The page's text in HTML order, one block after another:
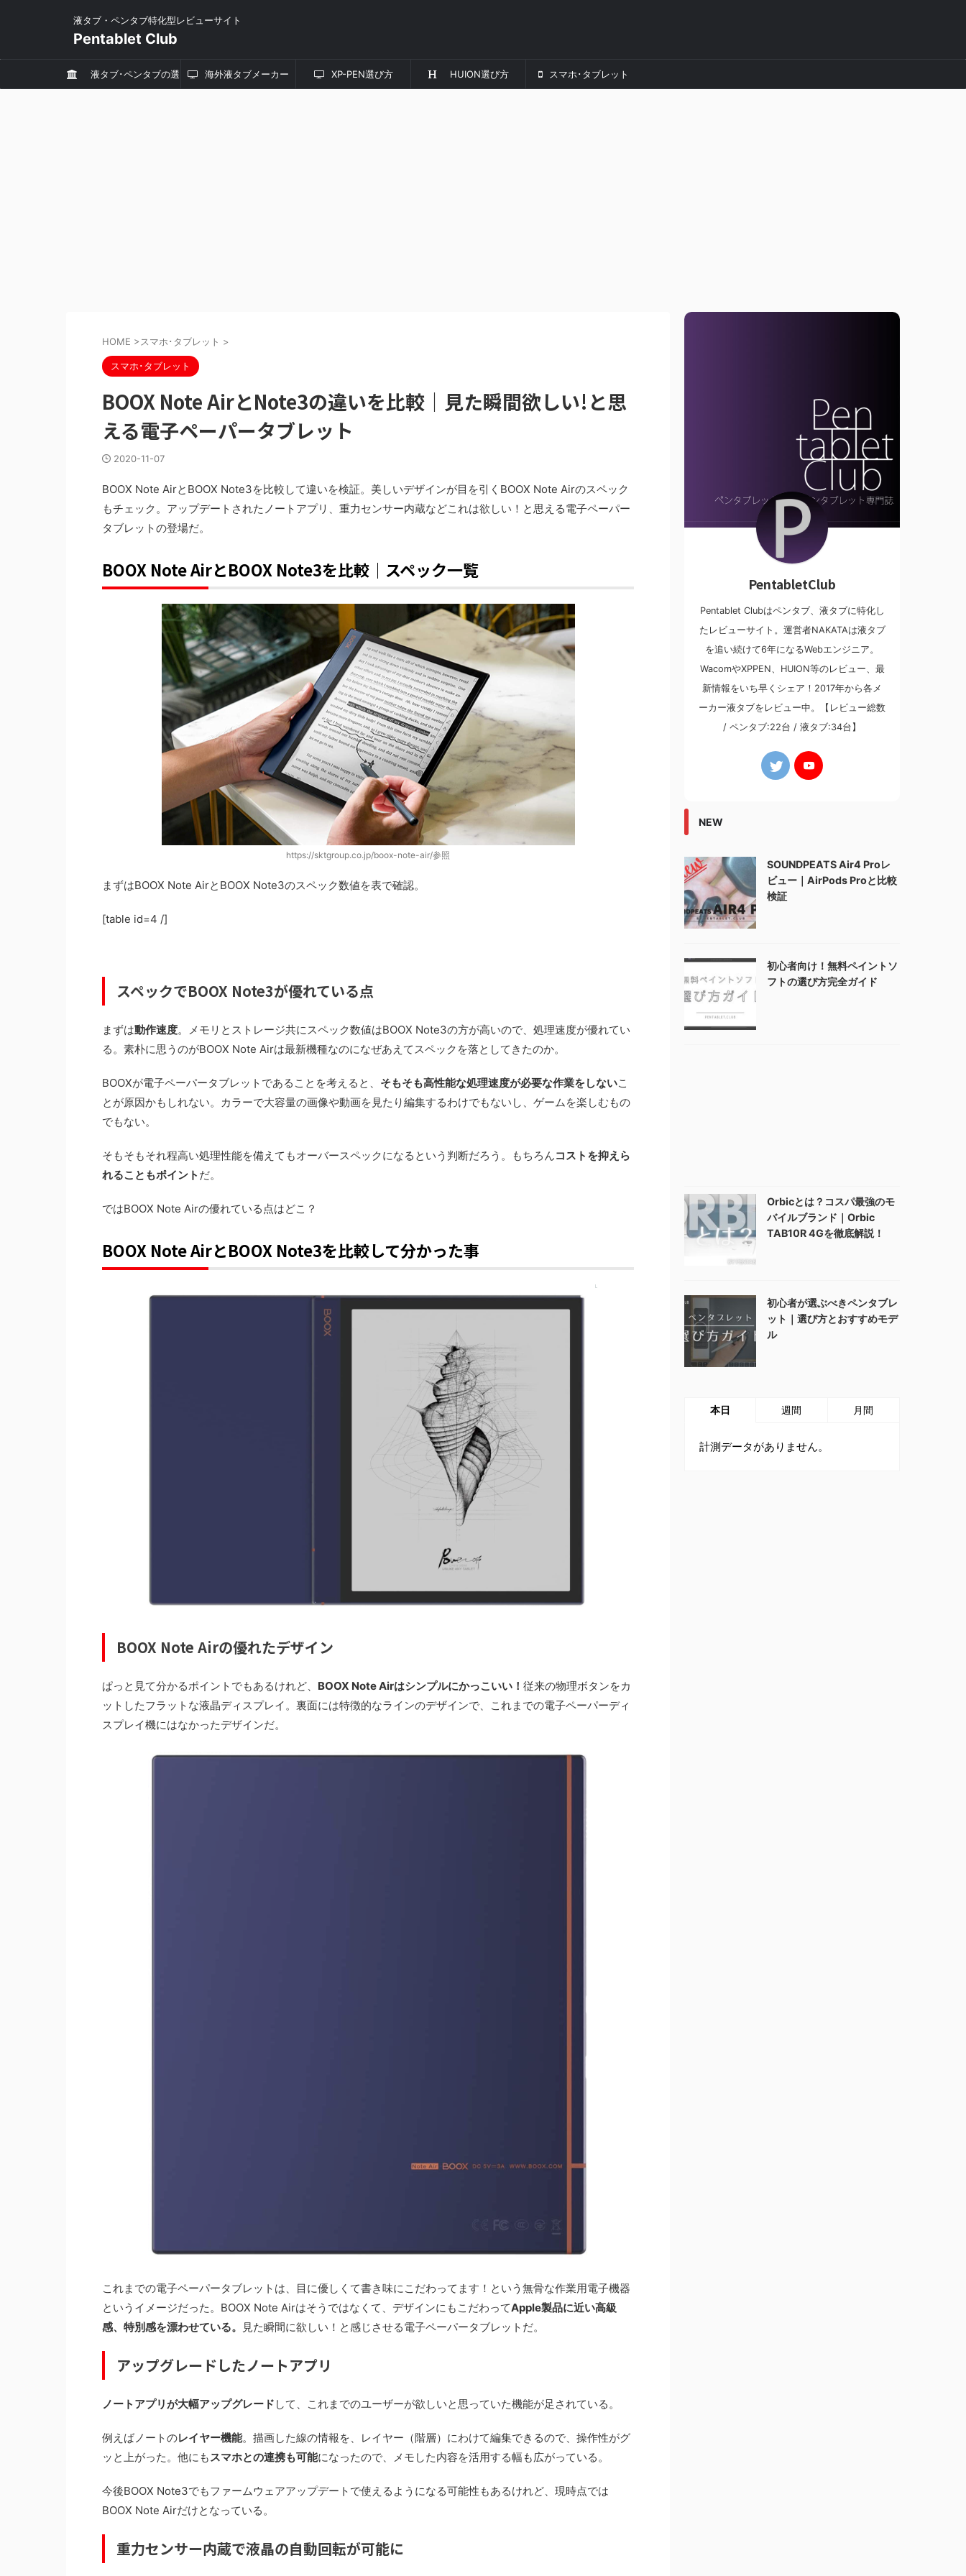
液タブ・ペンタブ特化型レビューサイト
Pentablet Club
液タブ･ペンタブの選 海外液タブメーカー XP-PEN選び方 HUION選び方 スマホ･タブレット
HOME >スマホ･タブレット >
スマホ･タブレット
BOOX Note AirとNote3の違いを比較｜見た瞬間欲しい!と思
える電子ペーパータブレット
2020-11-07
BOOX Note AirとBOOX Note3を比較して違いを検証。美しいデザインが目を引くBOOX Note Airのスペック
もチェック。アップデートされたノートアプリ、重力センサー内蔵などこれは欲しい！と思える電子ペーパー
タブレットの登場だ。
BOOX Note AirとBOOX Note3を比較｜スペック一覧
https://sktgroup.co.jp/boox-note-air/参照
まずはBOOX Note AirとBOOX Note3のスペック数値を表で確認。
[table id=4 /]
スペックでBOOX Note3が優れている点
まずは動作速度。メモリとストレージ共にスペック数値はBOOX Note3の方が高いので、処理速度が優れてい
る。素朴に思うのがBOOX Note Airは最新機種なのになぜあえてスペックを落としてきたのか。
BOOXが電子ペーパータブレットであることを考えると、 そもそも高性能な処理速度が必要な作業をしないこ
とが原因かもしれない。カラーで大容量の画像や動画を見たり編集するわけでもないし、ゲームを楽しむもの
でもない。
そもそもそれ程高い処理性能を備えてもオーバースペックになるという判断だろう。もちろんコストを抑えら
れることもポイント だ。
ではBOOX Note Airの優れている点はどこ？
BOOX Note AirとBOOX Note3を比較して分かった事
BOOX Note Airの優れたデザイン
ぱっと見て分かるポイントでもあるけれど、 BOOX Note Airはシンプルにかっこいい！ 従来の物理ボタンをカ
ットしたフラットな液晶ディスプレイ。裏面には特徴的なラインのデザインで、これまでの電子ペーパーディ
スプレイ機にはなかったデザインだ。
これまでの電子ペーパータブレットは、目に優しくて書き味にこだわってます！という無骨な作業用電子機器
というイメージだった。BOOX Note Airはそうではなくて、デザインにもこだわってApple製品に近い高級
感、特別感を漂わせている。
見た瞬間に欲しい！と感じさせる電子ペーパータブレットだ。
アップグレードしたノートアプリ
ノートアプリが大幅アップグレード して、これまでのユーザーが欲しいと思っていた機能が足されている。
例えばノートのレイヤー機能。描画した線の情報を、レイヤー（階層）にわけて編集できるので、操作性がグ
ッと上がった。他にもスマホとの連携も可能になったので、メモした内容を活用する幅も広がっている。
今後BOOX Note3でもファームウェアアップデートで使えるようになる可能性もあるけれど、現時点では
BOOX Note Airだけとなっている。
重力センサー内蔵で液晶の自動回転が可能に
PentabletClub
Pentablet Clubはペンタブ、液タブに特化し
たレビューサイト。運営者NAKATAは液タブ
を追い続けて6年になるWebエンジニア。
WacomやXPPEN、HUION等のレビュー、最
新情報をいち早くシェア！2017年から各メ
ーカー液タブをレビュー中。【レビュー総数
/ ペンタブ:22台 / 液タブ:34台】
NEW
SOUNDPEATS Air4 Proレ
ビュー｜AirPods Proと比較
検証
初心者向け！無料ペイントソ
フトの選び方完全ガイド
Orbicとは？コスパ最強のモ
バイルブランド｜Orbic
TAB10R 4Gを徹底解説！
初心者が選ぶべきペンタブレ
ット｜選び方とおすすめモデ
ル
本日 週間 月間
計測データがありません。